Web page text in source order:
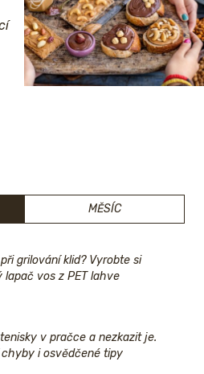
MĚSÍC
grilování klid? Vyrobte si
lapač vos z PET lahve
v pračce a nezkazit je.
i osvědčené tipy